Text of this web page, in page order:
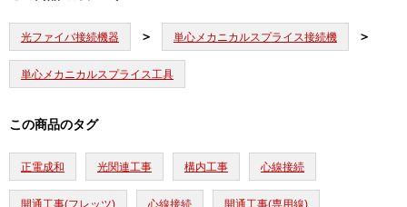
光ファイバ接続機器 単心メカニカルスプライス接続機
単心メカニカルスプライス工具
この商品のタグ
正電成和 光関連工事 構内工事 心線接続